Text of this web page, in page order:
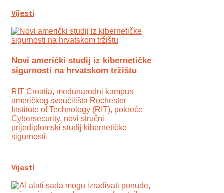
Vijesti
Novi američki studij iz kibernetičke
sigurnosti na hrvatskom tržištu
RIT Croatia, međunarodni kampus
američkog sveučilišta Rochester
Institute of Technology (RIT), pokreće
Cybersecurity, novi stručni
prijediplomski studij kibernetičke
sigurnosti.
Vijesti